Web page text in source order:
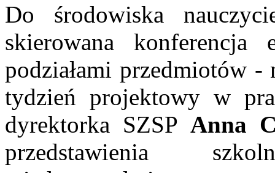
Do środowiska
skierowana konferencja
podziałami przedmiotów -
tydzień projektowy w
dyrektorka SZSP Anna
przedstawienia